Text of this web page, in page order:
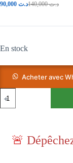
د.ت140,000 د.ت
En stock
Acheter avec
🚨